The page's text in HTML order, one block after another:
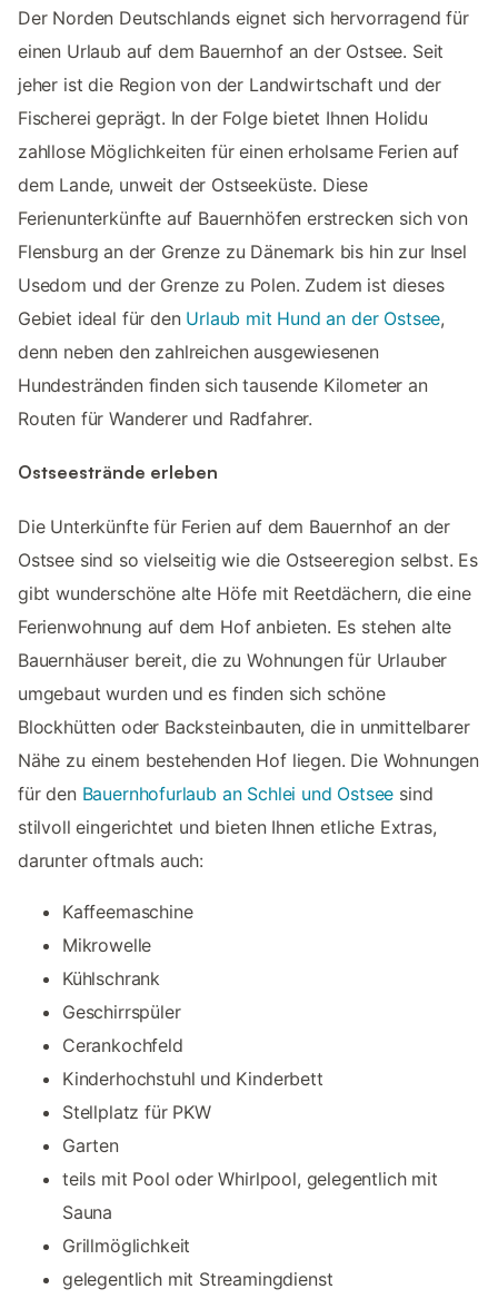
Der Norden Deutschlands eignet sich hervorragend für
einen Urlaub auf dem Bauernhof an der Ostsee. Seit
jeher ist die Region von der Landwirtschaft und der
Fischerei geprägt. In der Folge bietet Ihnen Holidu
zahllose Möglichkeiten für einen erholsame Ferien auf
dem Lande, unweit der Ostseeküste. Diese
Ferienunterkünfte auf Bauernhöfen erstrecken sich von
Flensburg an der Grenze zu Dänemark bis hin zur Insel
Usedom und der Grenze zu Polen. Zudem ist dieses
Gebiet ideal für den Urlaub mit Hund an der Ostsee,
denn neben den zahlreichen ausgewiesenen
Hundestränden finden sich tausende Kilometer an
Routen für Wanderer und Radfahrer.
Ostseestrände erleben
Die Unterkünfte für Ferien auf dem Bauernhof an der
Ostsee sind so vielseitig wie die Ostseeregion selbst. Es
gibt wunderschöne alte Höfe mit Reetdächern, die eine
Ferienwohnung auf dem Hof anbieten. Es stehen alte
Bauernhäuser bereit, die zu Wohnungen für Urlauber
umgebaut wurden und es finden sich schöne
Blockhütten oder Backsteinbauten, die in unmittelbarer
Nähe zu einem bestehenden Hof liegen. Die Wohnungen
für den Bauernhofurlaub an Schlei und Ostsee sind
stilvoll eingerichtet und bieten Ihnen etliche Extras,
darunter oftmals auch:
Kaffeemaschine
Mikrowelle
Kühlschrank
Geschirrspüler
Cerankochfeld
Kinderhochstuhl und Kinderbett
Stellplatz für PKW
Garten
teils mit Pool oder Whirlpool, gelegentlich mit
Sauna
Grillmöglichkeit
gelegentlich mit Streamingdienst